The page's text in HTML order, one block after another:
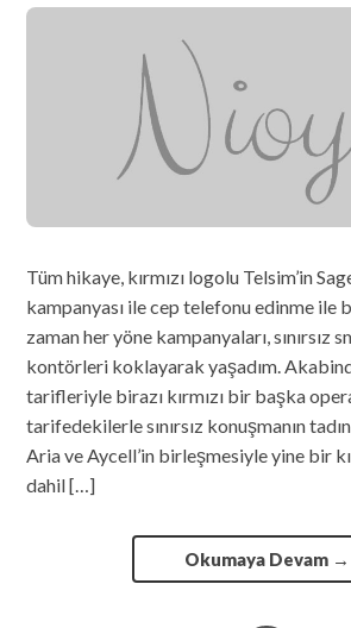
Tüm hikaye, kırmızı logolu Telsim’in
kampanyası ile cep telefonu edinme ile
zaman her yöne kampanyaları, sınırsız
kontörleri koklayarak yaşadım.
tarifleriyle birazı kırmızı bir başka
tarifedekilerle sınırsız konuşmanın
Aria ve Aycell’in birleşmesiyle yine bir
dahil […]
Okumaya Devam →